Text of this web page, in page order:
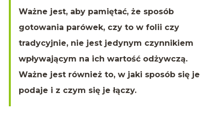
Ważne jest, aby pamiętać, że sposób
gotowania parówek, czy to w folii czy
tradycyjnie, nie jest jedynym czynnikiem
wpływającym na ich wartość odżywczą.
Ważne jest również to, w jaki sposób się je
podaje i z czym się je łączy.